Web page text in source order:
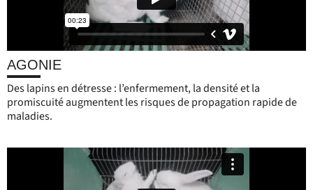
AGONIE
Des lapins en détresse : l’enfermement, la densité et la
promiscuité augmentent les risques de propagation rapide de
maladies.